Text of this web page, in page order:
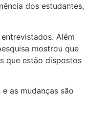
dos estudantes,
Além
mostrou que
que estão dispostos
as mudanças são